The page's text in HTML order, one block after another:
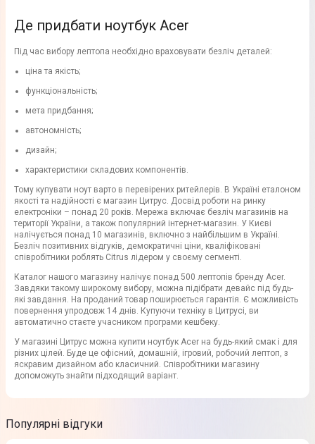
Де придбати ноутбук Acer
Під час вибору лептопа необхідно враховувати безліч деталей:
ціна та якість;
функціональність;
мета придбання;
автономність;
дизайн;
характеристики складових компонентів.
Тому купувати ноут варто в перевірених ритейлерів. В Україні еталоном
якості та надійності є магазин Цитрус. Досвід роботи на ринку
електроніки – понад 20 років. Мережа включає безліч магазинів на
території України, а також популярний інтернет-магазин. У Києві
налічується понад 10 магазинів, включно з найбільшим в Україні.
Безліч позитивних відгуків, демократичні ціни, кваліфіковані
співробітники роблять Citrus лідером у своєму сегменті.
Каталог нашого магазину налічує понад 500 лептопів бренду Acer.
Завдяки такому широкому вибору, можна підібрати девайс під будь-
які завдання. На проданий товар поширюється гарантія. Є можливість
повернення упродовж 14 днів. Купуючи техніку в Цитрусі, ви
автоматично стаєте учасником програми кешбеку.
У магазині Цитрус можна купити ноутбук Acer на будь-який смак і для
різних цілей. Буде це офісний, домашній, ігровий, робочий лептоп, з
яскравим дизайном або класичний. Співробітники магазину
допоможуть знайти підходящий варіант.
Популярні відгуки